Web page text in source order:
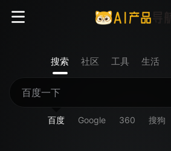
搜索 社区 工具 生活
百度 Google 360 搜狗